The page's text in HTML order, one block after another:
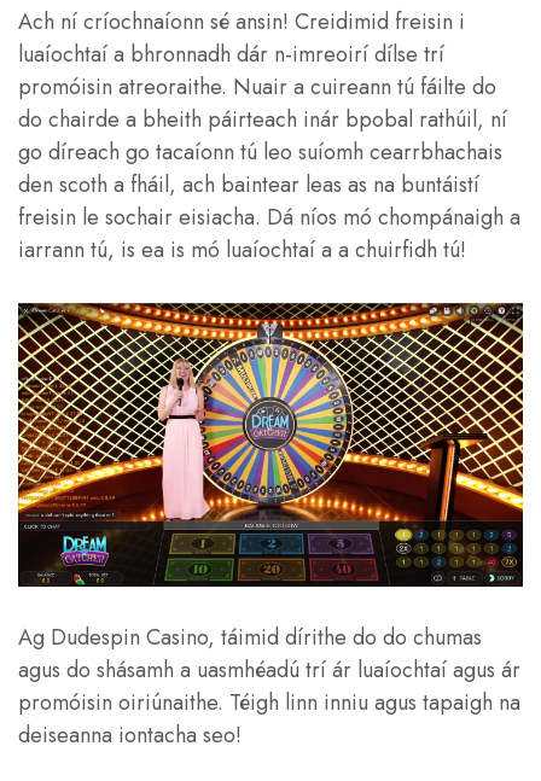
Ach ní críochnaíonn sé ansin! Creidimid freisin i
luaíochtaí a bhronnadh dár n-imreoirí dílse trí
promóisin atreoraithe. Nuair a cuireann tú fáilte do
do chairde a bheith páirteach inár bpobal rathúil, ní
go díreach go tacaíonn tú leo suíomh cearrbhachais
den scoth a fháil, ach baintear leas as na buntáistí
freisin le sochair eisiacha. Dá níos mó chompánaigh a
iarrann tú, is ea is mó luaíochtaí a a chuirfidh tú!
Ag Dudespin Casino, táimid dírithe do do chumas
agus do shásamh a uasmhéadú trí ár luaíochtaí agus ár
promóisin oiriúnaithe. Téigh linn inniu agus tapaigh na
deiseanna iontacha seo!